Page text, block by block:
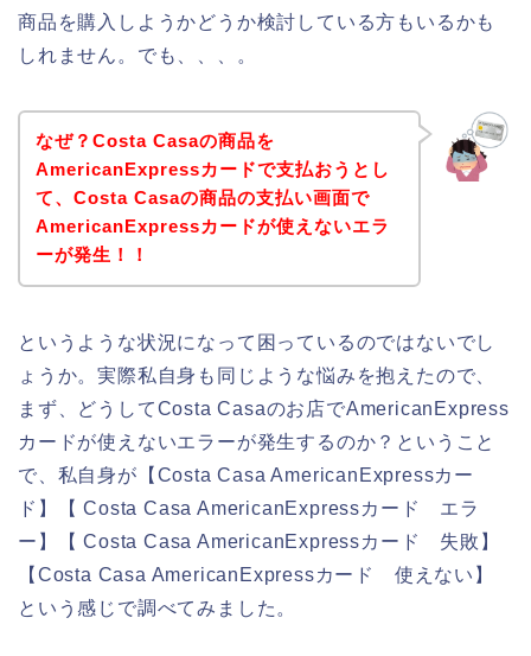
商品を購入しようかどうか検討している方もいるかも
しれません。でも、、、。
なぜ？Costa Casaの商品を
AmericanExpressカードで支払おうとし
て、Costa Casaの商品の支払い画面で
AmericanExpressカードが使えないエラ
ーが発生！！
というような状況になって困っているのではないでし
ょうか。実際私自身も同じような悩みを抱えたので、
まず、どうしてCosta Casaのお店でAmericanExpress
カードが使えないエラーが発生するのか？ということ
で、私自身が【Costa Casa AmericanExpressカー
ド】【 Costa Casa AmericanExpressカード エラ
ー】【 Costa Casa AmericanExpressカード 失敗】
【Costa Casa AmericanExpressカード 使えない】
という感じで調べてみました。